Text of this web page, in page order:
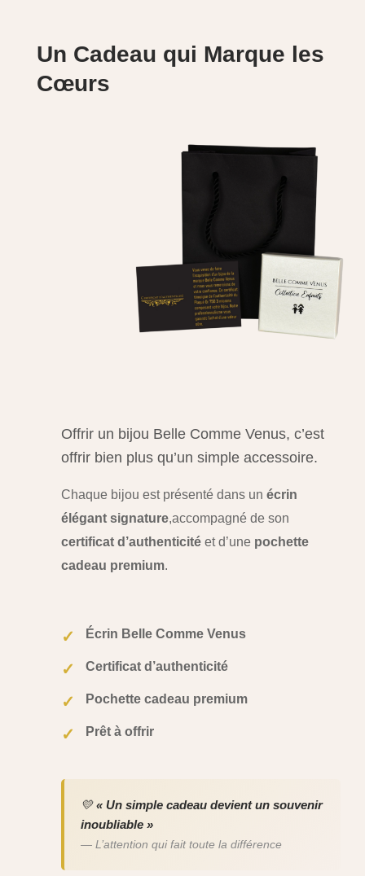
Un Cadeau qui Marque les
Cœurs
Offrir un bijou Belle Comme Venus, c’est
offrir bien plus qu’un simple accessoire.
Chaque bijou est présenté dans un écrin
élégant signature,accompagné de son
certificat d’authenticitéet d’une pochette
cadeau premium.
✓ Écrin Belle Comme Venus
✓ Certificat d’authenticité
✓ Pochette cadeau premium
✓ Prêt à offrir
💛« Un simple cadeau devient un souvenir
inoubliable »
— L’attention qui fait toute la différence